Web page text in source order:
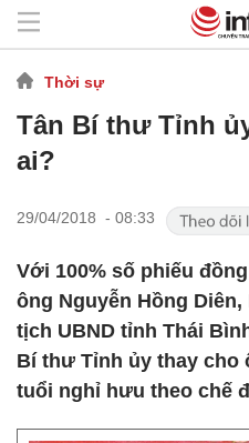
Thời sự
Tân Bí thư Tỉnh
ai?
29/04/2018 - 08:33
Với 100% số phiếu
ông Nguyễn Hồng
tịch UBND tỉnh Thái
Bí thư Tỉnh ủy thay cho
tuổi nghỉ hưu theo chế